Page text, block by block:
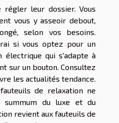
régler leur dossier. Vous
vous y asseoir debout,
selon vos besoins.
si vous optez pour un
électrique qui s'adapte à
sur un bouton. Consultez
les actualités tendance.
de relaxation ne
du luxe et du
revient aux fauteuils de